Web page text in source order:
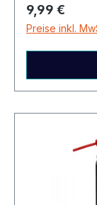
stark
zuverlässig
zugängliche
Kettenblatt.
für
Maße 6,5 x
den
Regulärer
9,99 €
Preise inkl.